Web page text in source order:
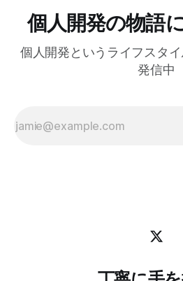
菜でよいという提案」 を読んで、
保つためのヒントがたくさん詰ま
す。 この記事では、それを実現す
を紹介します。 動画で見る(英語): ポップアップウィンドウ
ドを使うとポップアップウィンド
たツールにすぐアクセスするのに
個人開発の物語
個人開発というライフスタ
発信中